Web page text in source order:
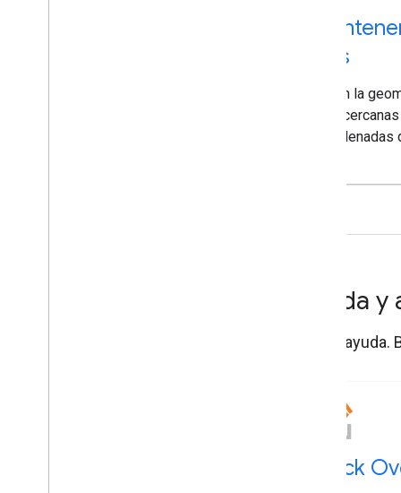
vías
Obtén la
más
Ayuda
Obtén
Stack